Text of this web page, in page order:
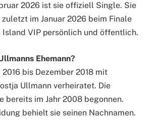
2026 ist sie offiziell Single. Sie
im Januar 2026 beim Finale
Island VIP persönlich und öffentlich.
Ehemann?
2016 bis Dezember 2018 mit
Ullmann verheiratet. Die
bereits im Jahr 2008 begonnen.
behielt sie seinen Nachnamen.